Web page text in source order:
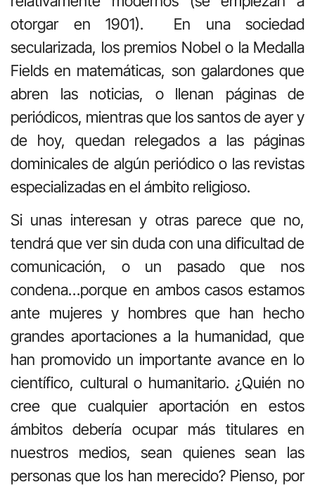
otorgar en 1901). En una sociedad
secularizada, los premios Nobel o la Medalla
Fields en matemáticas, son galardones que
abren las noticias, o llenan páginas de
periódicos, mientras que los santos de ayer y
de hoy, quedan relegados a las páginas
dominicales de algún periódico o las revistas
especializadas en el ámbito religioso.
Si unas interesan y otras parece que no,
tendrá que ver sin duda con una dificultad de
comunicación, o un pasado que nos
condena…porque en ambos casos estamos
ante mujeres y hombres que han hecho
grandes aportaciones a la humanidad, que
han promovido un importante avance en lo
científico, cultural o humanitario. ¿Quién no
cree que cualquier aportación en estos
ámbitos debería ocupar más titulares en
nuestros medios, sean quienes sean las
personas que los han merecido? Pienso, por